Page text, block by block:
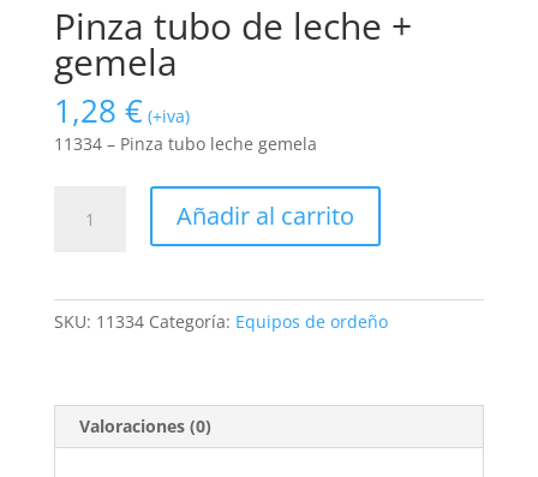
Pinza tubo de leche +
gemela
1,28 € (+iva)
11334 – Pinza tubo leche gemela
Añadir al carrito
SKU: 11334 Categoría: Equipos de ordeño
Valoraciones (0)